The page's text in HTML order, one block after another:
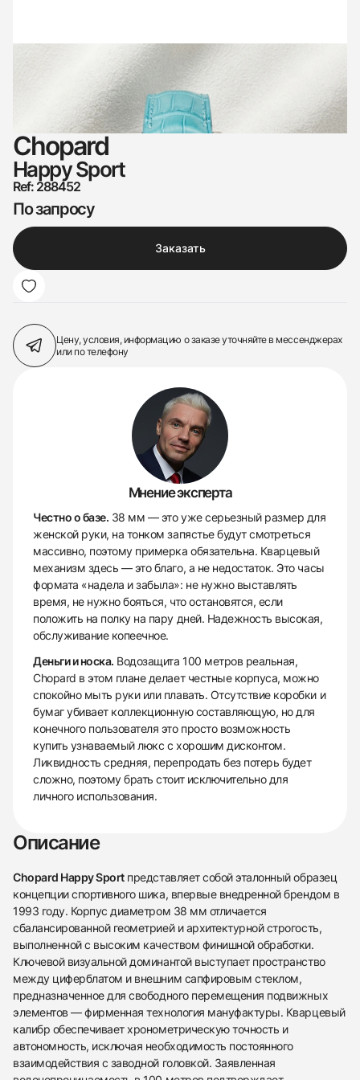
Chopard
Happy Sport
Ref: 288452
По запросу
Заказать
Цену, условия, информацию о заказеуточняйте в мессенджерах
или по телефону
Мнение эксперта
Честно о базе. 38 мм — это уже серьезный размер для
женской руки, на тонком запястье будут смотреться
массивно, поэтому примерка обязательна. Кварцевый
механизм здесь — это благо, а не недостаток. Это часы
формата «надела и забыла»: не нужно выставлять
время, не нужно бояться, что остановятся, если
положить на полку на пару дней. Надежность высокая,
обслуживание копеечное.
Деньги и носка. Водозащита 100 метров реальная,
Chopard в этом плане делает честные корпуса, можно
спокойно мыть руки или плавать. Отсутствие коробки и
бумаг убивает коллекционную составляющую, но для
конечного пользователя это просто возможность
купить узнаваемый люкс с хорошим дисконтом.
Ликвидность средняя, перепродать без потерь будет
сложно, поэтому брать стоит исключительно для
личного использования.
Описание
Chopard Happy Sportпредставляет собой эталонный образец
концепции спортивного шика, впервые внедренной брендом в
1993 году. Корпус диаметром 38 мм отличается
сбалансированной геометрией и архитектурной строгость,
выполненной с высоким качеством финишной обработки.
Ключевой визуальной доминантой выступает пространство
между циферблатом и внешним сапфировым стеклом,
предназначенное для свободного перемещения подвижных
элементов — фирменная технология мануфактуры. Кварцевый
калибр обеспечивает хронометрическую точность и
автономность, исключая необходимость постоянного
взаимодействия с заводной головкой. Заявленная